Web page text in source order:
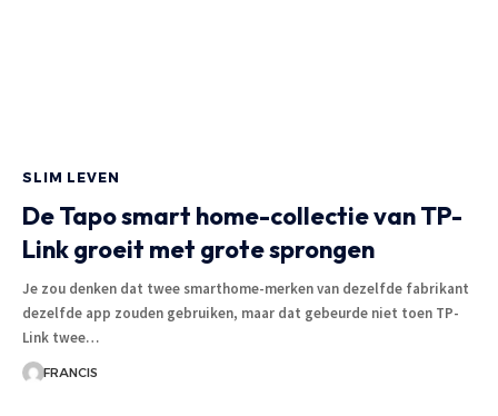
SLIM LEVEN
De Tapo smart home-collectie van TP-
Link groeit met grote sprongen
Je zou denken dat twee smarthome-merken van dezelfde fabrikant
dezelfde app zouden gebruiken, maar dat gebeurde niet toen TP-
Link twee…
FRANCIS